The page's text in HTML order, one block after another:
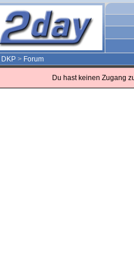
DKP > Forum
Du hast keinen Zugang